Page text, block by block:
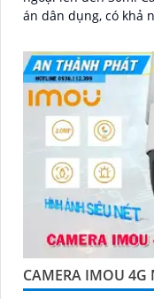
án dân dụng, có khả
CAMERA IMOU 4G